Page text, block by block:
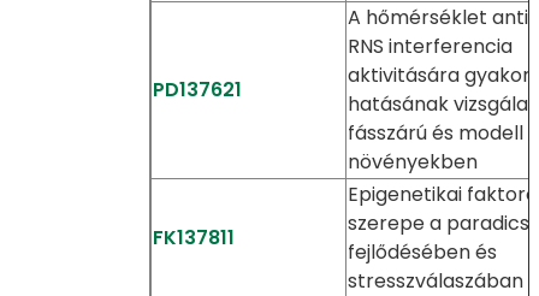
PD137621
A hőmérséklet
RNS interferencia
aktivitására
hatásának
fásszárú és modell
növényekben
FK137811
Epigenetikai
szerepe a
fejlődésében és
stresszválaszában